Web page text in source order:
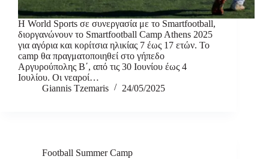
Η World Sports σε συνεργασία με το Smartfootball,
διοργανώνουν το Smartfootball Camp Athens 2025
για αγόρια και κορίτσια ηλικίας 7 έως 17 ετών. Το
camp θα πραγματοποιηθεί στο γήπεδο
Αργυρούπολης Β΄, από τις 30 Ιουνίου έως 4
Ιουλίου. Οι νεαροί…
Giannis Tzemaris
24/05/2025
Football Summer Camp